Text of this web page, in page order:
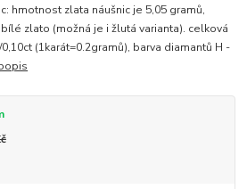
hmotnost zlata náušnic je 5,05 gramů,
zlato (možná je i žlutá varianta). celková
(1karát=0.2gramů), barva diamantů H -